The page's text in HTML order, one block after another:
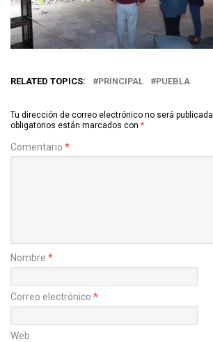
RELATED TOPICS: PRINCIPAL PUEBLA
Tu dirección de correo electrónico no será publicada.
obligatorios están marcados con *
Comentario *
Nombre *
Correo electrónico *
Web